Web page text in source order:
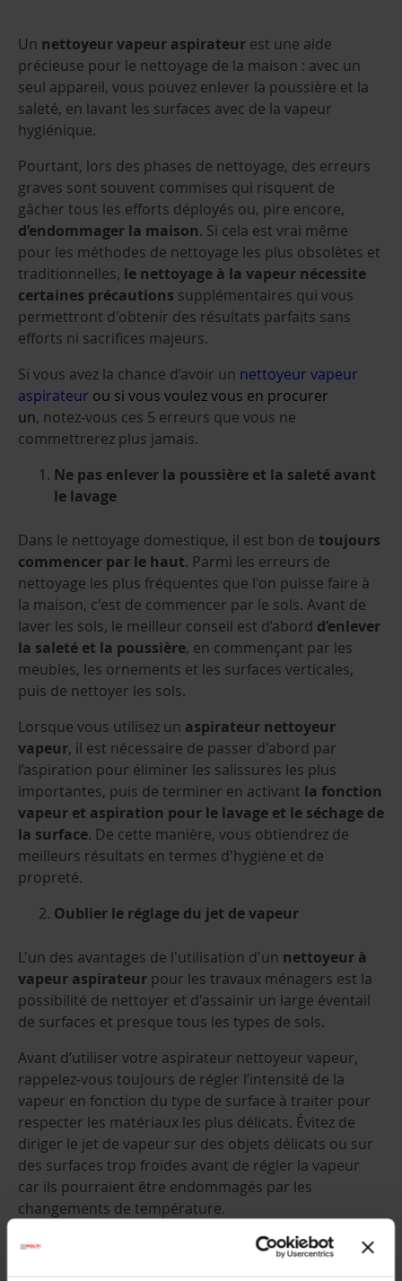
Un nettoyeur vapeur aspirateur est une aide
précieuse pour le nettoyage de la maison : avec un
seul appareil, vous pouvez enlever la poussière et la
saleté, en lavant les surfaces avec de la vapeur
hygiénique.
Pourtant, lors des phases de nettoyage, des erreurs
graves sont souvent commises qui risquent de
gâcher tous les efforts déployés ou, pire encore,
d’endommager la maison. Si cela est vrai même
pour les méthodes de nettoyage les plus obsolètes et
traditionnelles, le nettoyage à la vapeur nécessite
certaines précautions supplémentaires qui vous
permettront d'obtenir des résultats parfaits sans
efforts ni sacrifices majeurs.
Si vous avez la chance d’avoir un nettoyeur vapeur
aspirateur ou si vous voulez vous en procurer
un, notez-vous ces 5 erreurs que vous ne
commettrerez plus jamais.
Ne pas enlever la poussière et la saleté avant
le lavage
Dans le nettoyage domestique, il est bon de toujours
commencer par le haut. Parmi les erreurs de
nettoyage les plus fréquentes que l'on puisse faire à
la maison, c'est de commencer par le sols. Avant de
laver les sols, le meilleur conseil est d’abord d’enlever
la saleté et la poussière, en commençant par les
meubles, les ornements et les surfaces verticales,
puis de nettoyer les sols.
Lorsque vous utilisez un aspirateur nettoyeur
vapeur, il est nécessaire de passer d'abord par
l’aspiration pour éliminer les salissures les plus
importantes, puis de terminer en activant la fonction
vapeur et aspiration pour le lavage et le séchage de
la surface. De cette manière, vous obtiendrez de
meilleurs résultats en termes d'hygiène et de
propreté.
Oublier le réglage du jet de vapeur
L'un des avantages de l'utilisation d'un nettoyeur à
vapeur aspirateur pour les travaux ménagers est la
possibilité de nettoyer et d'assainir un large éventail
de surfaces et presque tous les types de sols.
Avant d’utiliser votre aspirateur nettoyeur vapeur,
rappelez-vous toujours de régler l’intensité de la
vapeur en fonction du type de surface à traiter pour
respecter les matériaux les plus délicats. Évitez de
diriger le jet de vapeur sur des objets délicats ou sur
des surfaces trop froides avant de régler la vapeur
car ils pourraient être endommagés par les
changements de température.
Ne pas nettoyer le filtre fréquemment